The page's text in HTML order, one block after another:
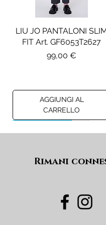
LIU JO PANTALONI
FIT Art. GF6053T2627
Prezzo
99,00 €
AGGIUNGI AL
CARRELLO
PENNYBLACK BLAZER IN
LIU JO SHORT CON
Rimani